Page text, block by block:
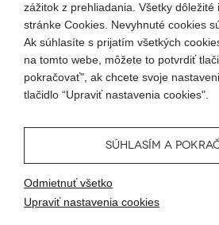
SLEDUJTE NÁS
© 2026 Blueweb
Tvorba eshopu
zážitok z prehliadania. Všetky dôležité
stránke Cookies. Nevyhnuté cookies
Ak súhlasíte s prijatím všetkých
na tomto webe, môžete to potvrdiť
pokračovať", ak chcete svoje
tlačidlo “Upraviť nastavenia cookies".
SÚHLASÍM A
Odmietnuť všetko
Upraviť nastavenia cookies